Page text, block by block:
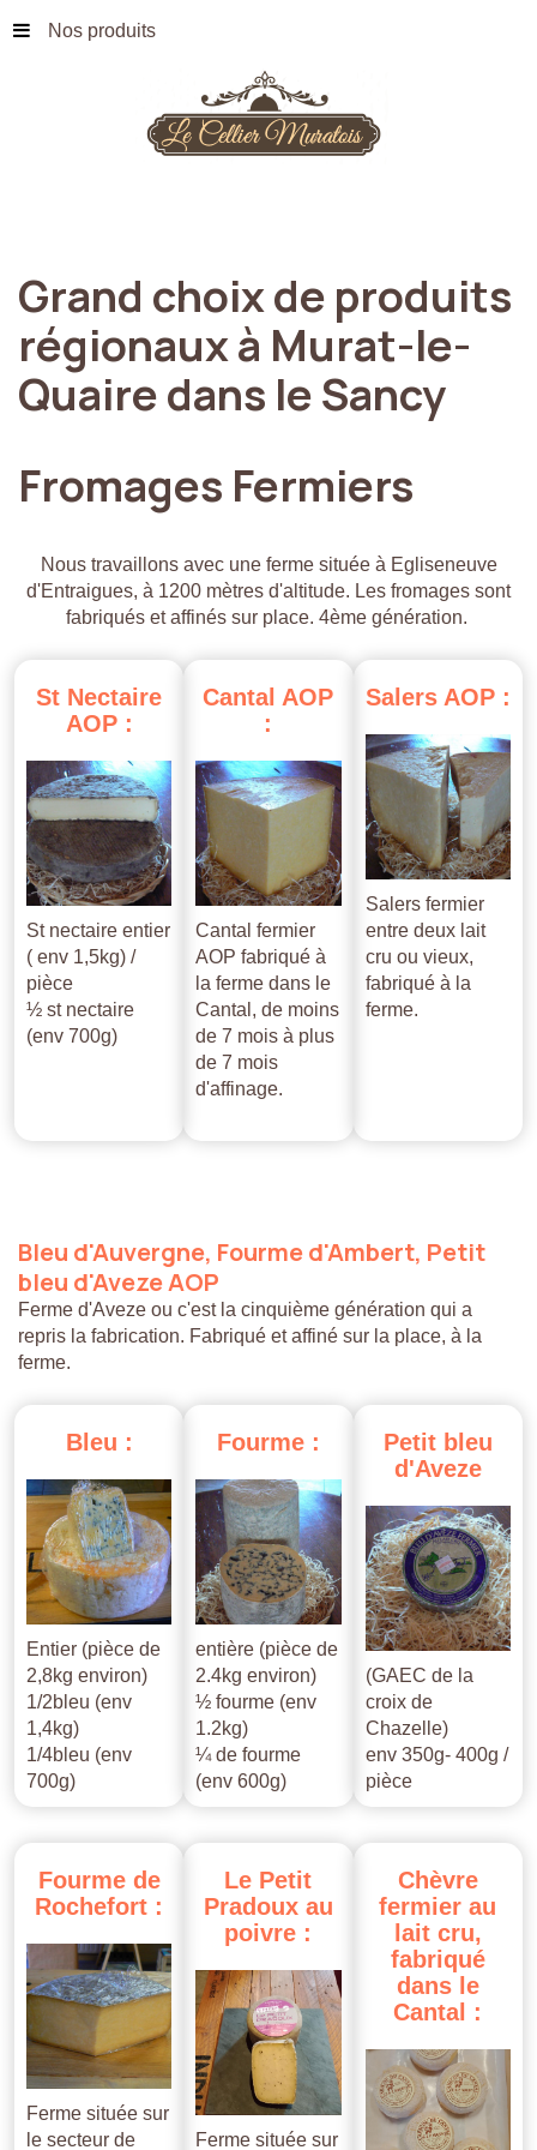
Nos produits
Grand choixde produits
régionauxà Murat-le-
Quairedans leSancy
Fromages Fermiers
Nous travaillons avec une ferme située à Egliseneuve
d'Entraigues, à 1200 mètres d'altitude. Les fromages sont
fabriqués et affinés sur place. 4ème génération.
St Nectaire
AOP :
St nectaire entier
( env 1,5kg) /
pièce
½ st nectaire
(env 700g)
Cantal AOP
:
Cantal fermier
AOP fabriqué à
la ferme dans le
Cantal, de moins
de 7 mois à plus
de 7 mois
d'affinage.
Salers AOP :
Salers fermier
entre deux lait
cru ou vieux,
fabriqué à la
ferme.
Bleu d'Auvergne, Fourmed'Ambert, Petit
bleu d'AvezeAOP
Ferme d'Aveze ou c'est la cinquième génération qui a
repris la fabrication. Fabriqué et affiné sur la place, à la
ferme.
Bleu :
Entier (pièce de
2,8kg environ)
1/2bleu (env
1,4kg)
1/4bleu (env
700g)
Fourme :
entière (pièce de
2.4kg environ)
½ fourme (env
1.2kg)
¼ de fourme
(env 600g)
Petit bleu
d'Aveze
(GAEC de la
croix de
Chazelle)
env 350g- 400g /
pièce
Fourme de
Rochefort :
Ferme située sur
le secteur de
Le Petit
Pradoux au
poivre :
Ferme située sur
Chèvre
fermier au
lait cru,
fabriqué
dans le
Cantal :